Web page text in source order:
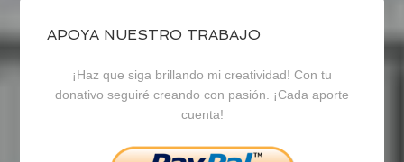
blogrecursosep
en
Facebook
recursosep
en
Twitter
recursosep
en
Instagram
APOYA NUESTRO TRABAJO
¡Haz que siga brillando mi creatividad! Con tu
donativo seguiré creando con pasión. ¡Cada aporte
cuenta!